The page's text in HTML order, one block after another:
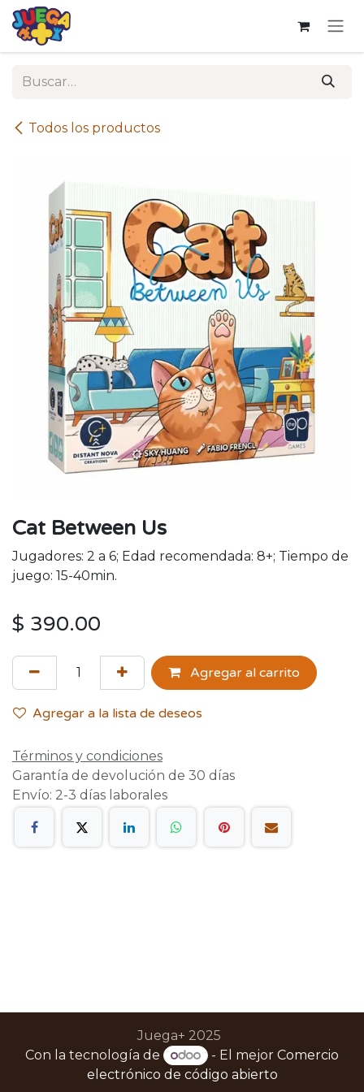
Ir al contenido
Todos los productos
Cat Between Us
Jugadores: 2 a 6; Edad recomendada: 8+; Tiempo de
juego: 15-40min.
$ 390.00
Agregar al carrito
Agregar a la lista de deseos
Términos y condiciones
Garantía de devolución de 30 días
Envío: 2-3 días laborales
Juega+ 2025
Con la tecnología de
- El mejor Comercio
electrónico de código abierto